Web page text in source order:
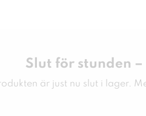
Slut för stunden
är just nu slut i lager.